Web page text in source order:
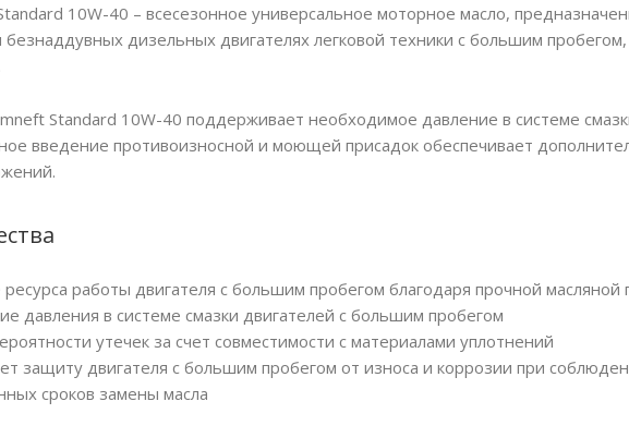
10W-40 – всесезонное универсальное моторное масло,
дизельных двигателях легковой техники с большим
Standard 10W-40 поддерживает необходимое давление в системе
введение противоизносной и моющей присадок обеспечивает
работы двигателя с большим пробегом благодаря прочной масляной
давления в системе смазки двигателей с большим пробегом
утечек за счет совместимости с материалами уплотнений
защиту двигателя с большим пробегом от износа и коррозии при
сроков замены масла